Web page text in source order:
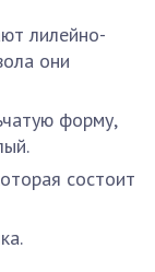
лилейно-
они
форму,
состоит